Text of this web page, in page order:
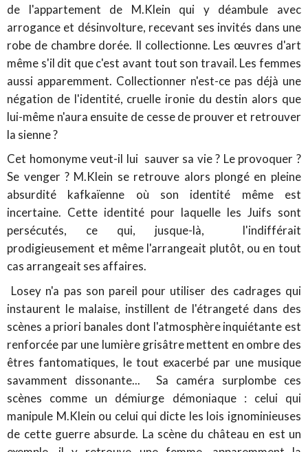
de l'appartement de M.Klein qui y déambule avec
arrogance et désinvolture, recevant ses invités dans une
robe de chambre dorée. Il collectionne. Les œuvres d'art
même s'il dit que c'est avant tout son travail. Les femmes
aussi apparemment. Collectionner n'est-ce pas déjà une
négation de l'identité, cruelle ironie du destin alors que
lui-même n'aura ensuite de cesse de prouver et retrouver
la sienne ?
Cet homonyme veut-il lui sauver sa vie ? Le provoquer ?
Se venger ? M.Klein se retrouve alors plongé en pleine
absurdité kafkaïenne où son identité même est
incertaine. Cette identité pour laquelle les Juifs sont
persécutés, ce qui, jusque-là, l'indifférait
prodigieusement et même l'arrangeait plutôt, ou en tout
cas arrangeait ses affaires.
Losey n'a pas son pareil pour utiliser des cadrages qui
instaurent le malaise, instillent de l'étrangeté dans des
scènes a priori banales dont l'atmosphère inquiétante est
renforcée par une lumière grisâtre mettent en ombre des
êtres fantomatiques, le tout exacerbé par une musique
savamment dissonante... Sa caméra surplombe ces
scènes comme un démiurge démoniaque : celui qui
manipule M.Klein ou celui qui dicte les lois ignominieuses
de cette guerre absurde. La scène du château en est un